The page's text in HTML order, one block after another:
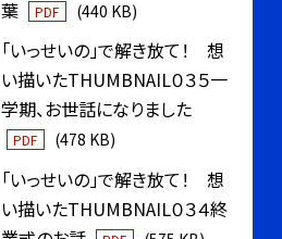
葉
PDF (440 KB)
「いっせいの」で解き放て！ 想
い描いたTHUMBNAIL０３５一
学期、お世話になりました
PDF (478 KB)
「いっせいの」で解き放て！ 想
い描いたTHUMBNAIL０３４終